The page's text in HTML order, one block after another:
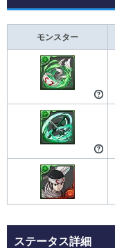
モンスター
ステータス詳細